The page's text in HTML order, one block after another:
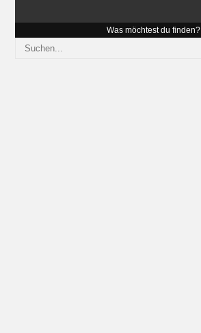
Was möchtest du finden?